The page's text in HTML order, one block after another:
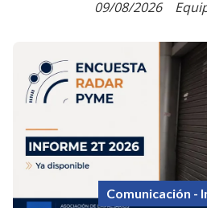
09/08/2026
Comunicación -